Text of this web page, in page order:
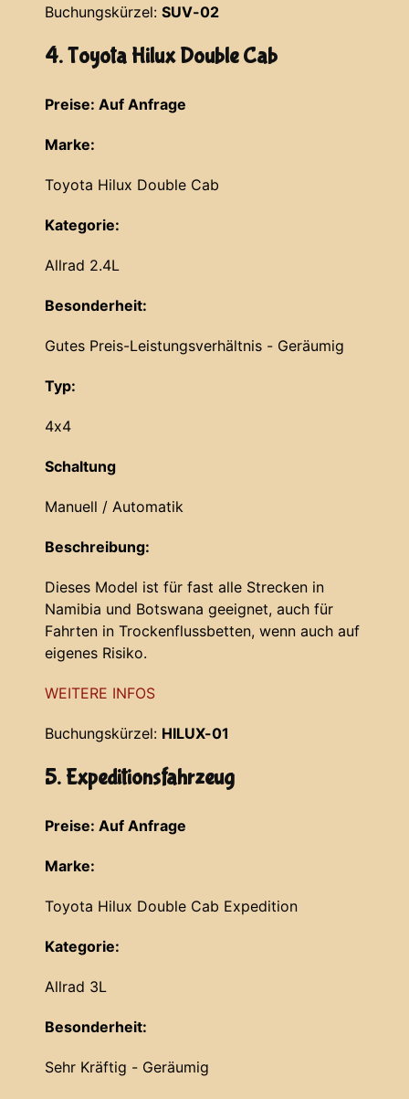
Buchungskürzel: SUV-02
4. Toyota Hilux Double Cab
Preise: Auf Anfrage
Marke:
Toyota Hilux Double Cab
Kategorie:
Allrad 2.4L
Besonderheit:
Gutes Preis-Leistungsverhältnis - Geräumig
Typ:
4x4
Schaltung
Manuell / Automatik
Beschreibung:
Dieses Model ist für fast alle Strecken in
Namibia und Botswana geeignet, auch für
Fahrten in Trockenflussbetten, wenn auch auf
eigenes Risiko.
WEITERE INFOS
Buchungskürzel: HILUX-01
5. Expeditionsfahrzeug
Preise: Auf Anfrage
Marke:
Toyota Hilux Double Cab Expedition
Kategorie:
Allrad 3L
Besonderheit:
Sehr Kräftig - Geräumig